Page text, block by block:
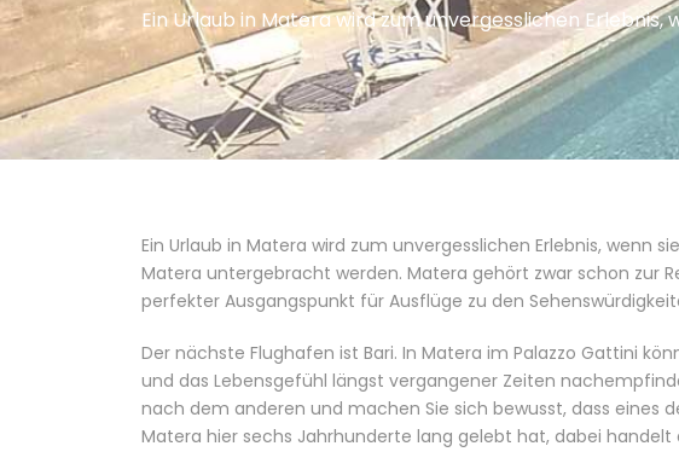
Ein Urlaub in Matera wird zum unvergesslichen
Ein Urlaub in Matera wird zum unvergesslichen Erlebnis, wenn
Matera untergebracht werden. Matera gehört zwar schon zur
perfekter Ausgangspunkt für Ausflüge zu den
Der nächste Flughafen ist Bari. In Matera im Palazzo Gattini
und das Lebensgefühl längst vergangener Zeiten
nach dem anderen und machen Sie sich bewusst, dass eines
Matera hier sechs Jahrhunderte lang gelebt hat, dabei handelt